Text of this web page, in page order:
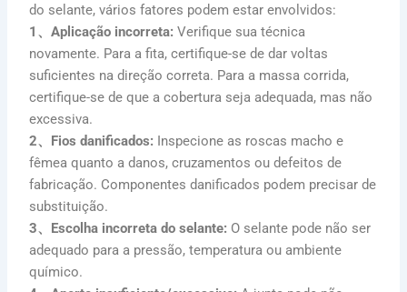
do selante, vários fatores podem estar envolvidos:
1、Aplicação incorreta: Verifique sua técnica
novamente. Para a fita, certifique-se de dar voltas
suficientes na direção correta. Para a massa corrida,
certifique-se de que a cobertura seja adequada, mas não
excessiva.
2、Fios danificados: Inspecione as roscas macho e
fêmea quanto a danos, cruzamentos ou defeitos de
fabricação. Componentes danificados podem precisar de
substituição.
3、Escolha incorreta do selante: O selante pode não ser
adequado para a pressão, temperatura ou ambiente
químico.